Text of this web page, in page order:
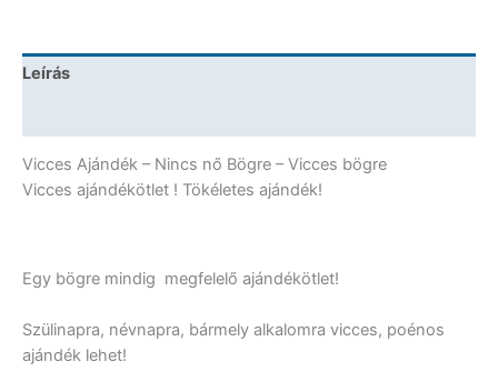
mennyiség
Leírás
Vicces Ajándék – Nincs nő Bögre – Vicces bögre
Vicces ajándékötlet ! Tökéletes ajándék!
Egy bögre mindig megfelelő ajándékötlet!
Szülinapra, névnapra, bármely alkalomra vicces, poénos
ajándék lehet!